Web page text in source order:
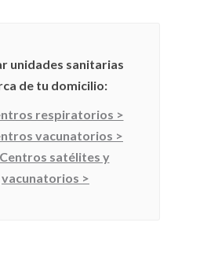
unidades sanitarias
de tu domicilio:
respiratorios >
vacunatorios >
Centros satélites y
vacunatorios >